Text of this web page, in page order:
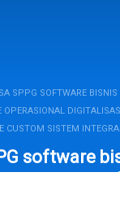
SPPG SOFTWARE
OPERASIONAL
CUSTOM SISTEM
software